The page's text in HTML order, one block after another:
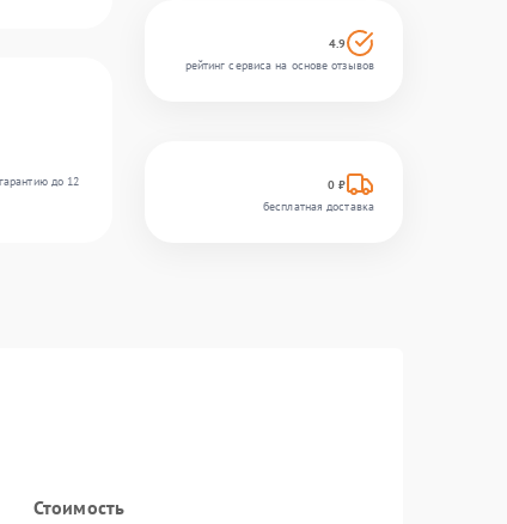
до 12
4.9
рейтинг сервиса на основе отзывов
0 ₽
бесплатная доставка
Стоимость